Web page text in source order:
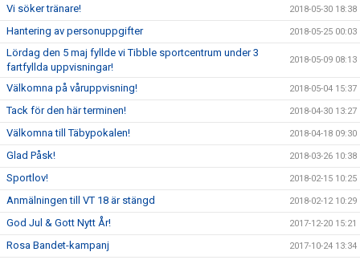
Vi söker tränare! 2018-05-30 18:38
Hantering av personuppgifter 2018-05-25 00:03
Lördag den 5 maj fyllde vi Tibble sportcentrum under 3
fartfyllda uppvisningar!
2018-05-09 08:13
Välkomna på våruppvisning! 2018-05-04 15:37
Tack för den här terminen! 2018-04-30 13:27
Välkomna till Täbypokalen! 2018-04-18 09:30
Glad Påsk! 2018-03-26 10:38
Sportlov! 2018-02-15 10:25
Anmälningen till VT 18 är stängd 2018-02-12 10:29
God Jul & Gott Nytt År! 2017-12-20 15:21
Rosa Bandet-kampanj 2017-10-24 13:34